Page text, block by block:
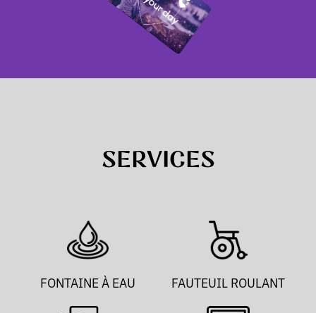
SERVICES
FONTAINE À EAU FAUTEUIL ROULANT